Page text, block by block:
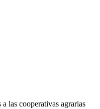
las cooperativas agrarias